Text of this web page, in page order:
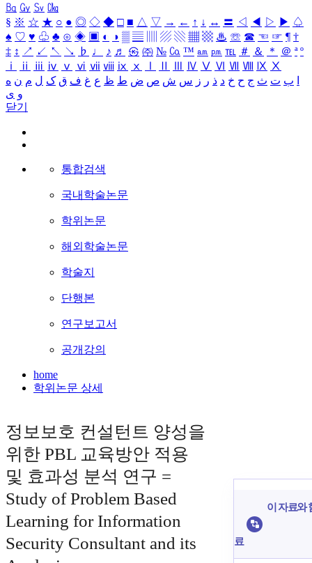
㏃ ㏉ ㏜ ㏆
§ ※ ☆ ★ ○ ● ◎ ◇ ◆ □ ■ △ ▽ → ← ↑ ↓ ↔ 〓 ◁ ◀ ▷ ▶ ♤
♠ ♡ ♥ ♧ ♣ ⊙ ◈ ▣ ◐ ◑ ▒ ▤ ▨ ▧ ▦ ▩ ♨ ☏ ☎ ☜ ☞ ¶ †
‡ ↕ ↗ ↙ ↖ ↘ ♭ ♩ ♪ ♬ ㉿ ㈜ № ㏇ ™ ㏂ ㏘ ℡ ＃ ＆ ＊ ＠ ª º
ⅰ
ⅱ ⅲ ⅳ ⅴ ⅵ ⅶ ⅷ ⅸ ⅹ Ⅳ Ⅴ Ⅵ Ⅶ Ⅷ Ⅸ Ⅹ
ب ت ث ج ح خ د ذ ر ز س ش ص ض ط ظ ع غ ف ق ک ل م ن ه
و ی
닫기
통합검색
국내학술논문
학위논문
해외학술논문
학술지
단행본
연구보고서
공개강의
home
학위논문 상세
정보보호 컨설턴트 양성을
위한 PBL 교육방안 적용
및 효과성 분석 연구 =
Study of Problem Based
Learning for Information
Security Consultant and its
이 자료와
료